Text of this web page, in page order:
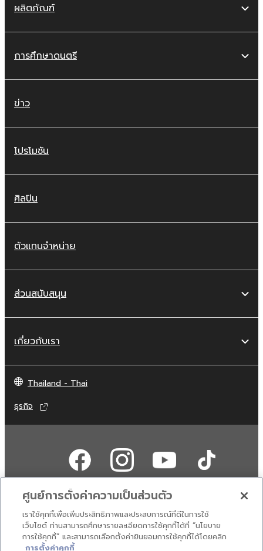
ผลิตภัณฑ์
การศึกษาดนตรี
ข่าว
โปรโมชัน
ศิลปิน
ตัวแทนจำหน่าย
ส่วนสนับสนุน
เกี่ยวกับเรา
Thailand - Thai
ธุรกิจ
ติดต่อเราเงื่อนไขการใช้งานนโยบายส่วนบุคคล
นโยบายการใช้คุกกี้
ศูนย์การตั้งค่าความเป็นส่วนตัว
เราใช้คุกกี้เพื่อเพิ่มประสิทธิภาพและประสบการณ์ที่ดีในการใช้
เว็บไซต์ ท่านสามารถศึกษารายละเอียดการใช้คุกกี้ได้ที่ “นโยบาย
การใช้คุกกี้” และสามารถเลือกตั้งค่ายินยอมการใช้คุกกี้ได้โดยคลิก
การตั้งค่าคุกกี้